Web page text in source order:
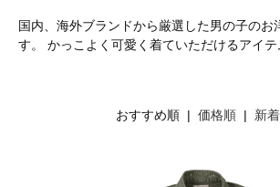
国内、海外ブランドから厳選した男の子のお
す。 かっこよく可愛く着ていただけるアイテ
おすすめ順 | 価格順 | 新